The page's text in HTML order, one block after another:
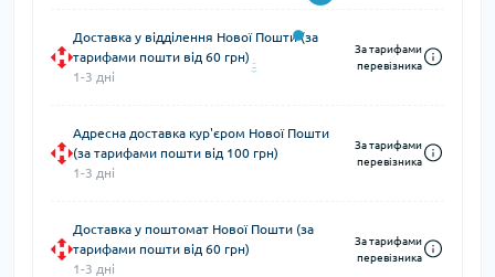
Доставка у відділення Нової Пошти (за
тарифами пошти від 60 грн)
1-3 дні
За тарифами
перевізника
Адресна доставка кур'єром Нової Пошти
(за тарифами пошти від 100 грн)
1-3 дні
За тарифами
перевізника
Доставка у поштомат Нової Пошти (за
тарифами пошти від 60 грн)
1-3 дні
За тарифами
перевізника